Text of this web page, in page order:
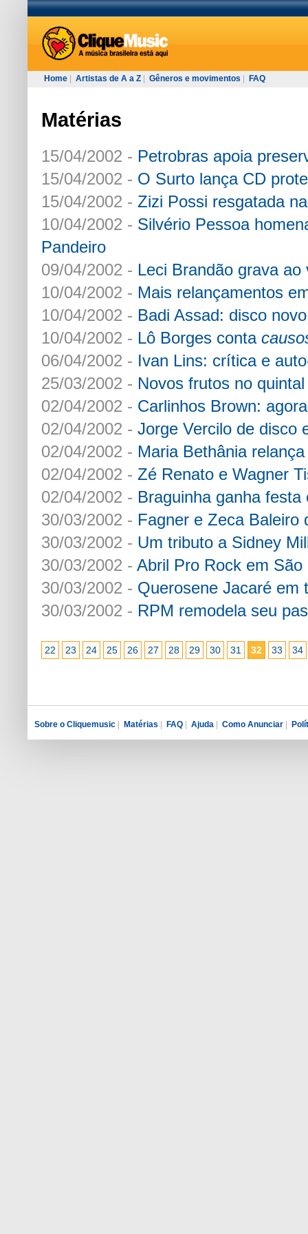
Home Artistas de A a Z Gêneros e movimentos FAQ
Matérias
15/04/2002 - Petrobras apoia
15/04/2002 - O Surto lança CD
15/04/2002 - Zizi Possi resgatada
10/04/2002 - Silvério Pessoa
Pandeiro
09/04/2002 - Leci Brandão grava ao
10/04/2002 - Mais relançamentos
10/04/2002 - Badi Assad: disco
10/04/2002 - Lô Borges conta
06/04/2002 - Ivan Lins: crítica e
25/03/2002 - Novos frutos no
02/04/2002 - Carlinhos Brown:
02/04/2002 - Jorge Vercilo de disco
02/04/2002 - Maria Bethânia
02/04/2002 - Zé Renato e Wagner
02/04/2002 - Braguinha ganha
30/03/2002 - Fagner e Zeca Baleiro
30/03/2002 - Um tributo a Sidney
30/03/2002 - Abril Pro Rock em
30/03/2002 - Querosene Jacaré em
30/03/2002 - RPM remodela seu
22 23 24 25 26 27 28 29 30 31 32 33 34
Sobre o Cliquemusic Matérias FAQ Ajuda Como Anunciar